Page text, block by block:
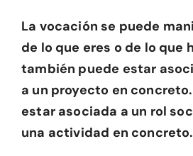
La vocación se puede
de lo que eres o de lo que
también puede estar
a un proyecto en
estar asociada a un rol
una actividad en concreto.